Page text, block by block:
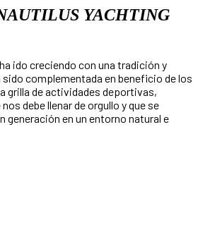
YACHTING
ido creciendo con una tradición y
complementada en beneficio de los
grilla de actividades deportivas,
debe llenar de orgullo y que se
generación en un entorno natural e